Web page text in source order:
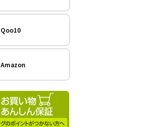
Qoo10
Amazon